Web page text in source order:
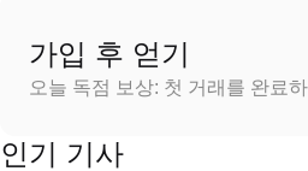
가입 후 얻기
오늘 독점 보상: 첫 거래를 완료
인기 기사